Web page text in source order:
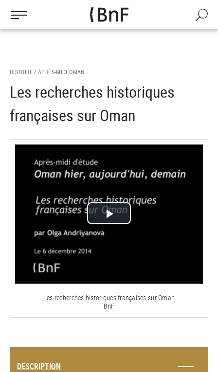
contenu
Recherche
HISTOIRE / APRÈS-MIDI OMAN
Les recherches historiques
françaises sur Oman
Lire
Les recherches historiques françaises sur Oman
BnF
DESCRIPTION